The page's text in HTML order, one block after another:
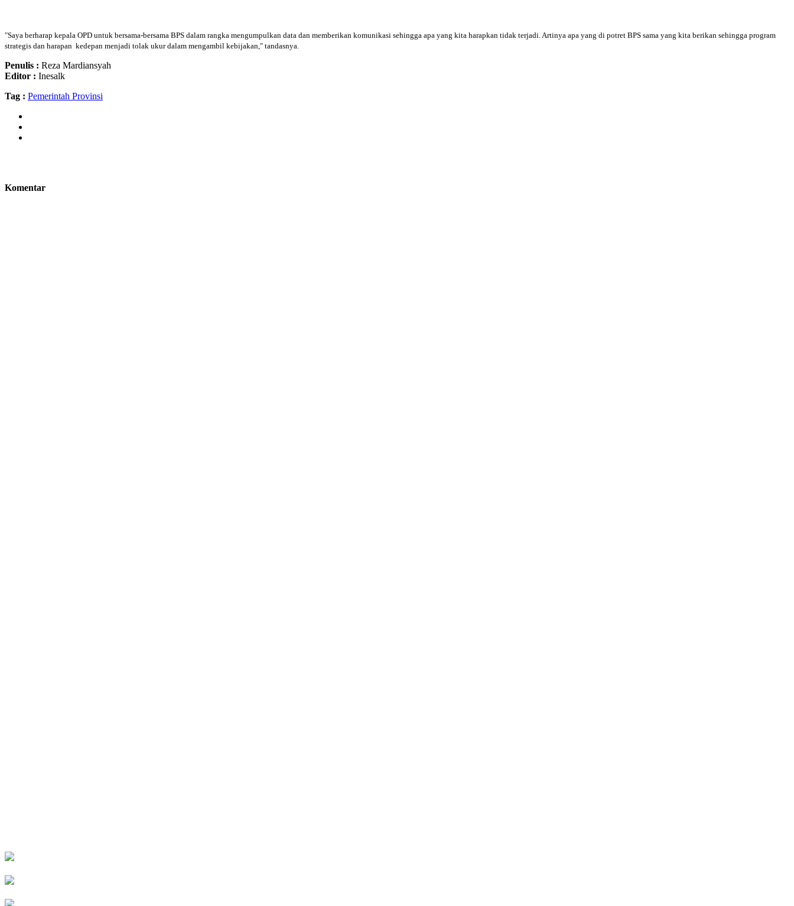
"Saya berharap kepala OPD untuk bersama-bersama BPS dalam rangka mengumpulkan data dan memberikan komunikasi sehingga apa yang kita harapkan tidak terjadi. Artinya apa yang di potret BPS sama yang kita berikan sehingga program
strategis dan harapan kedepan menjadi tolak ukur dalam mengambil kebijakan," tandasnya.
Penulis : Reza Mardiansyah
Editor : Inesalk
Tag : Pemerintah Provinsi
Komentar